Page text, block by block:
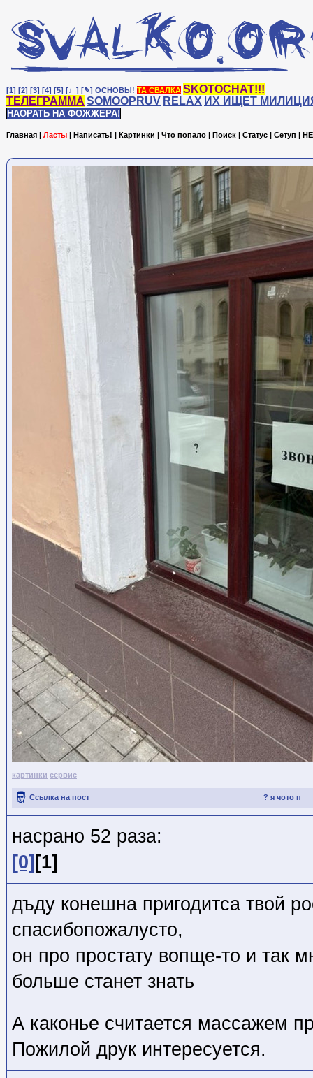
[1] [2] [3] [4] [5] [♩] [✎] ОСНОВЫ! ТА СВАЛКА SKOTOCHAT!!!
ТЕЛЕГРАММА SOMOOPRUV RELAX ИХ ИЩЕТ
НАОРАТЬ НА ФОЖЖЕРА!
Главная | Ласты | Написать! | Картинки | Что попало | Поиск | Статус | Сетуп |
картинки сервис
? я чото п
Ссылка на пост
насрано 52 раза:
[0] [1]
дъду конешна пригодитса твой
спасибопожалусто,
он про простату вопще-то и так
больше станет знать
А каконье считается массажем
Пожилой друк интересуется.